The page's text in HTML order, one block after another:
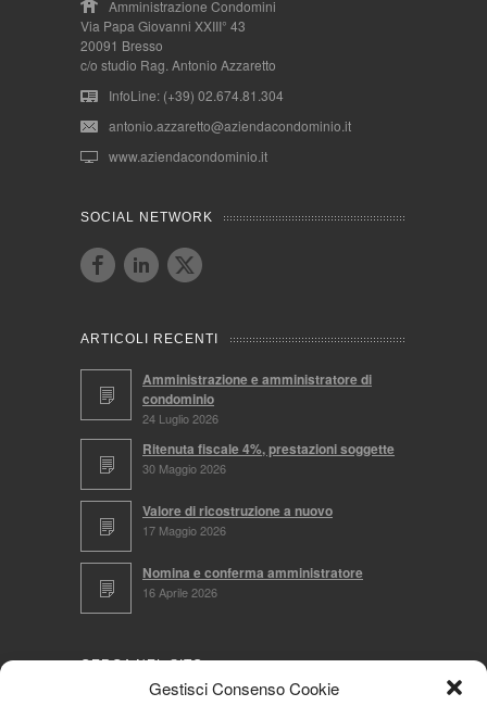
Gestisci Consenso Cookie
Amministrazione Condomini
Via Papa Giovanni XXIII° 43
20091 Bresso
c/o studio Rag. Antonio Azzaretto
InfoLine: (+39) 02.674.81.304
antonio.azzaretto@aziendacondominio.it
www.aziendacondominio.it
SOCIAL NETWORK
ARTICOLI RECENTI
Amministrazione e amministratore di
condominio
24 Luglio 2026
Ritenuta fiscale 4%, prestazioni soggette
30 Maggio 2026
Valore di ricostruzione a nuovo
17 Maggio 2026
Nomina e conferma amministratore
16 Aprile 2026
CERCA NEL SITO